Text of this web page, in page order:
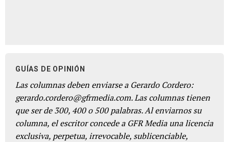
GUÍAS DE OPINIÓN
Las columnas deben enviarse a Gerardo Cordero:
gerardo.cordero@gfrmedia.com. Las columnas tienen
que ser de 300, 400 o 500 palabras. Al enviarnos su
columna, el escritor concede a GFR Media una licencia
exclusiva, perpetua, irrevocable, sublicenciable,